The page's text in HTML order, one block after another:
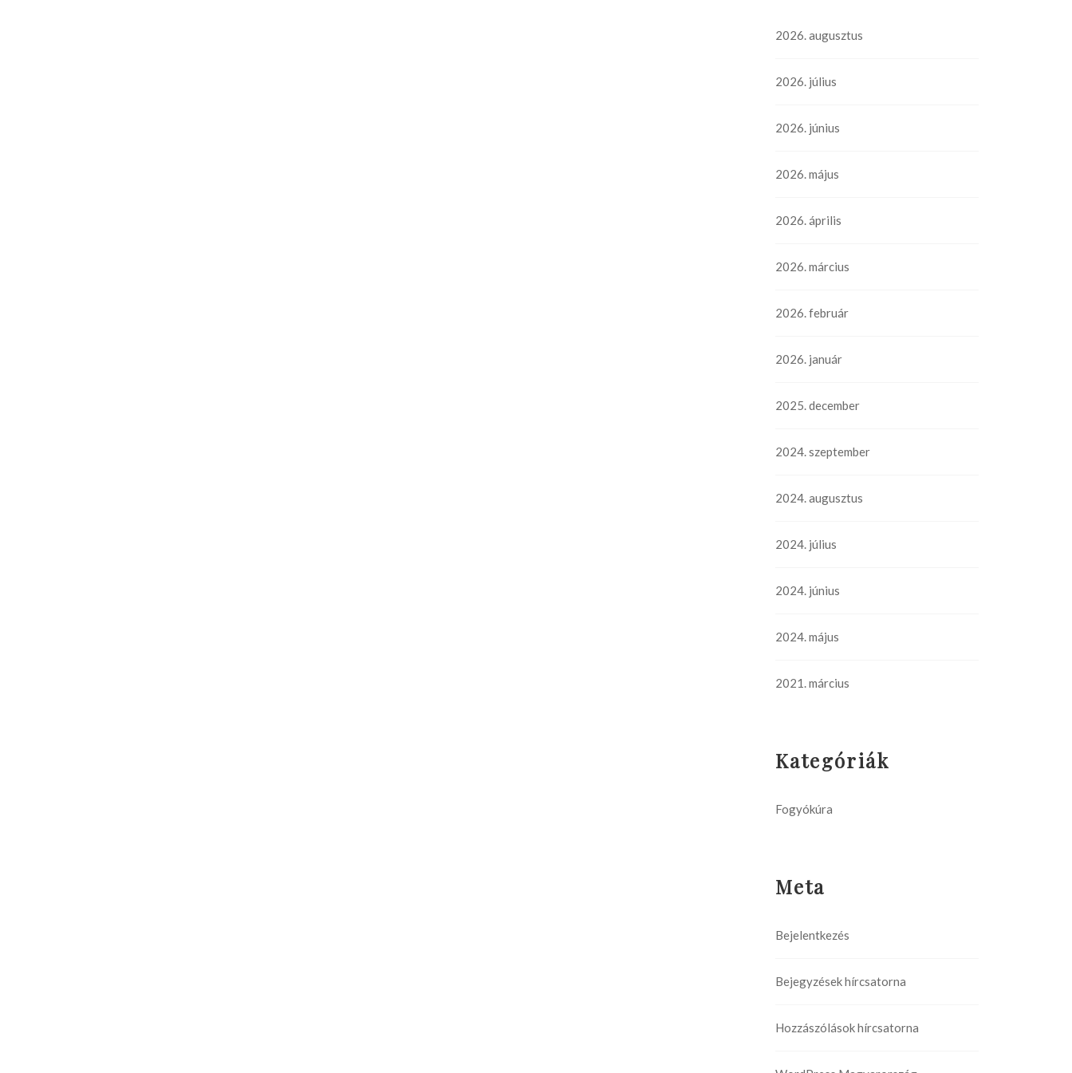
2026. augusztus
2026. július
2026. június
2026. május
2026. április
2026. március
2026. február
2026. január
2025. december
2024. szeptember
2024. augusztus
2024. július
2024. június
2024. május
2021. március
Kategóriák
Fogyókúra
Meta
Bejelentkezés
Bejegyzések hírcsatorna
Hozzászólások hírcsatorna